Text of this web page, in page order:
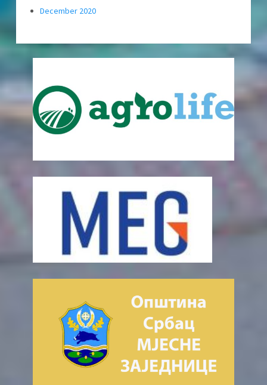
December 2020